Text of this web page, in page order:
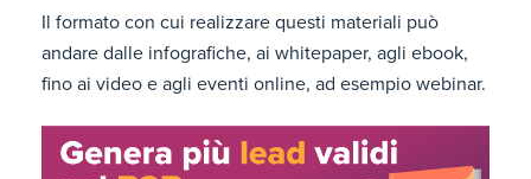
Il formato con cui realizzare questi materiali può
andare dalle infografiche, ai whitepaper, agli ebook,
fino ai video e agli eventi online, ad esempio webinar.